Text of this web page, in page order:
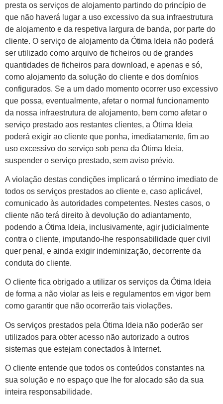
presta os serviços de alojamento partindo do princípio de
que não haverá lugar a uso excessivo da sua infraestrutura
de alojamento e da respetiva largura de banda, por parte do
cliente. O serviço de alojamento da Ótima Ideia não poderá
ser utilizado como arquivo de ficheiros ou de grandes
quantidades de ficheiros para download, e apenas e só,
como alojamento da solução do cliente e dos domínios
configurados. Se a um dado momento ocorrer uso excessivo
que possa, eventualmente, afetar o normal funcionamento
da nossa infraestrutura de alojamento, bem como afetar o
serviço prestado aos restantes clientes, a Ótima Ideia
poderá exigir ao cliente que ponha, imediatamente, fim ao
uso excessivo do serviço sob pena da Ótima Ideia,
suspender o serviço prestado, sem aviso prévio.
A violação destas condições implicará o término imediato de
todos os serviços prestados ao cliente e, caso aplicável,
comunicado às autoridades competentes. Nestes casos, o
cliente não terá direito à devolução do adiantamento,
podendo a Ótima Ideia, inclusivamente, agir judicialmente
contra o cliente, imputando-lhe responsabilidade quer civil
quer penal, e ainda exigir indeminização, decorrente da
conduta do cliente.
O cliente fica obrigado a utilizar os serviços da Ótima Ideia
de forma a não violar as leis e regulamentos em vigor bem
como garantir que não ocorrerão tais violações.
Os serviços prestados pela Ótima Ideia não poderão ser
utilizados para obter acesso não autorizado a outros
sistemas que estejam conectados à Internet.
O cliente entende que todos os conteúdos constantes na
sua solução e no espaço que lhe for alocado são da sua
inteira responsabilidade.